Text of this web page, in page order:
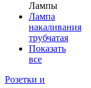
Лампы
Лампа
накаливания
трубчатая
Показать
все
Розетки и